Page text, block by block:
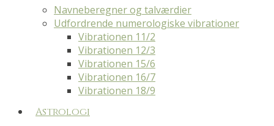
Navneberegner og talværdier
Udfordrende numerologiske vibrationer
Vibrationen 11/2
Vibrationen 12/3
Vibrationen 15/6
Vibrationen 16/7
Vibrationen 18/9
Astrologi